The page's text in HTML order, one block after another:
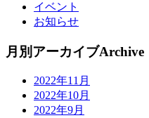
イベント
お知らせ
月別アーカイブArchive
2022年11月
2022年10月
2022年9月